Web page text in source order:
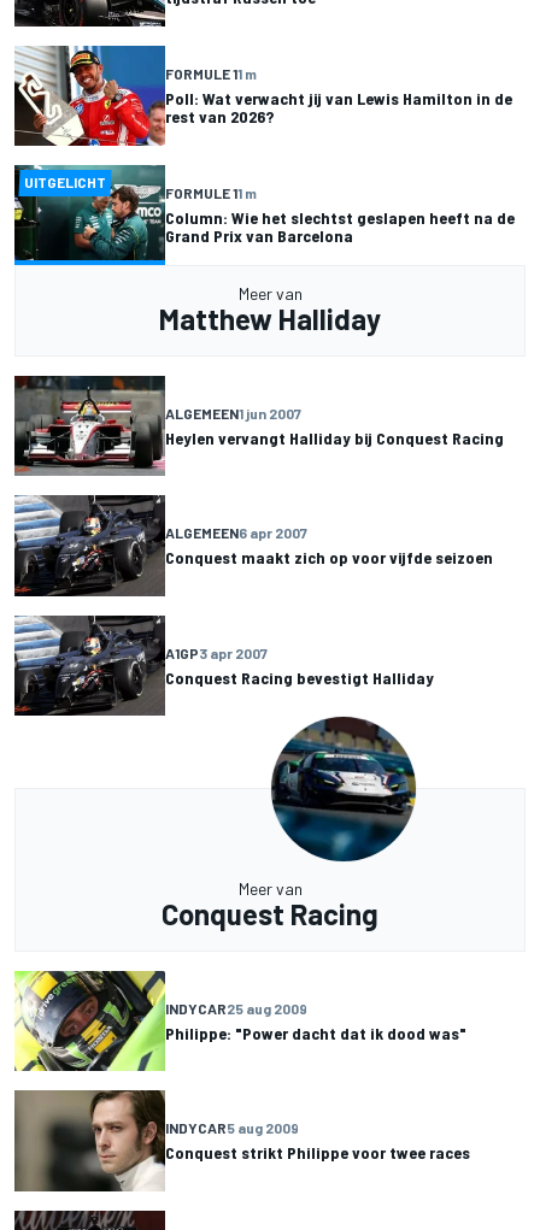
FORMULE 11 m
Poll: Wat verwacht jij van Lewis Hamilton in de
rest van 2026?
UITGELICHT
FORMULE 11 m
Column: Wie het slechtst geslapen heeft na de
Grand Prix van Barcelona
Meer van
Matthew Halliday
ALGEMEEN1 jun 2007
Heylen vervangt Halliday bij Conquest Racing
ALGEMEEN6 apr 2007
Conquest maakt zich op voor vijfde seizoen
A1GP3 apr 2007
Conquest Racing bevestigt Halliday
Meer van
Conquest Racing
INDYCAR25 aug 2009
Philippe: "Power dacht dat ik dood was"
INDYCAR5 aug 2009
Conquest strikt Philippe voor twee races